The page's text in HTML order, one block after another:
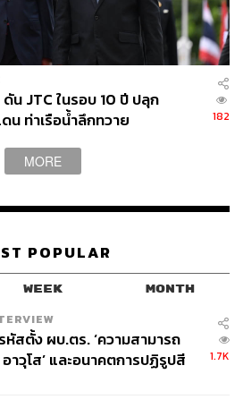
น JTC ในรอบ 10 ปี ปลุก
น ท่าเรือน้ำลึกทวาย
182
MORE
POPULAR
WEEK MONTH
หัสตั้ง ผบ.ตร. ‘ความสามารถ
าวุโส’ และอนาคตการปฏิรูปสี
1.7K